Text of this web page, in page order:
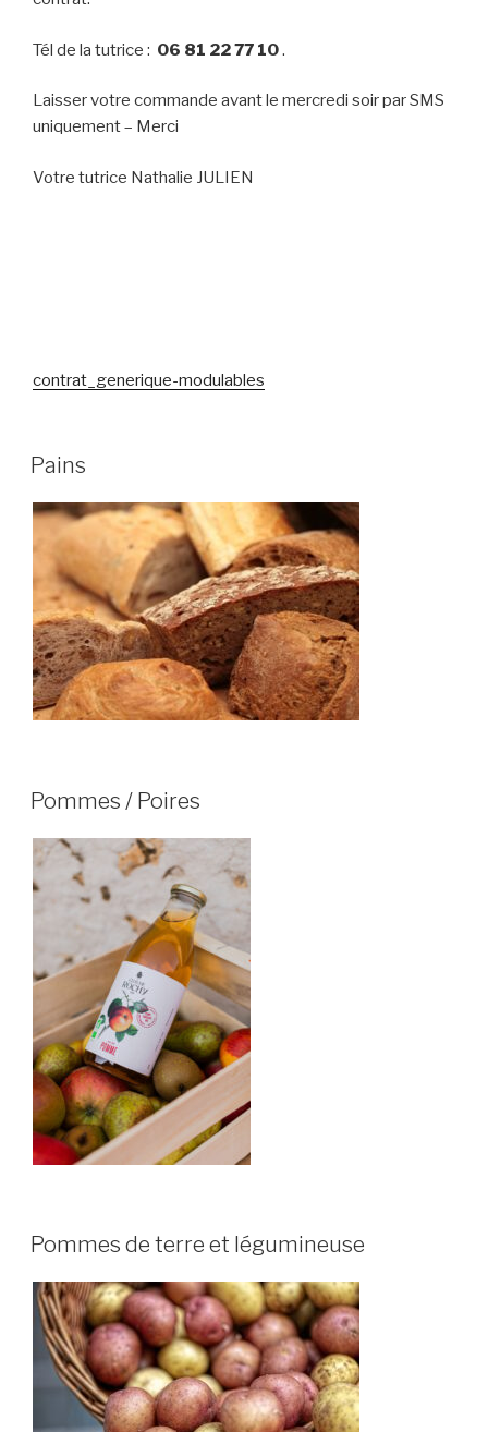
Tél de la tutrice : 06 81 22 77 10.
Laisser votre commande avant le mercredi soir par SMS
uniquement – Merci
Votre tutrice Nathalie JULIEN
contrat_generique-modulables
Pains
Pommes / Poires
Pommes de terre et légumineuse